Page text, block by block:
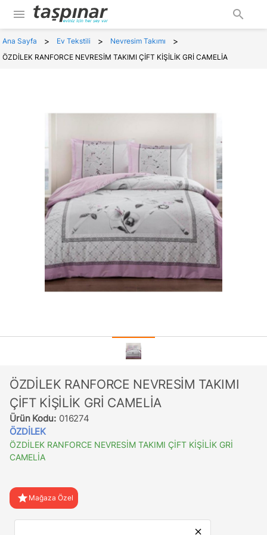
menu search
Ana Sayfa > Ev Tekstili > Nevresim Takımı >
ÖZDİLEK RANFORCE NEVRESİM TAKIMI ÇİFT KİŞİLİK GRİ CAMELİA
ÖZDİLEK RANFORCE NEVRESİM TAKIMI
ÇİFT KİŞİLİK GRİ CAMELİA
Ürün Kodu: 016274
ÖZDİLEK
ÖZDİLEK RANFORCE NEVRESİM TAKIMI ÇİFT KİŞİLİK GRİ
CAMELİA
star Mağaza Özel
close